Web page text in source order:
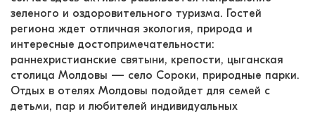
зеленого и оздоровительного туризма. Гостей
региона ждет отличная экология, природа и
интересные достопримечательности:
раннехристианские святыни, крепости, цыганская
столица Молдовы — село Сороки, природные парки.
Отдых в отелях Молдовы подойдет для семей с
детьми, пар и любителей индивидуальных